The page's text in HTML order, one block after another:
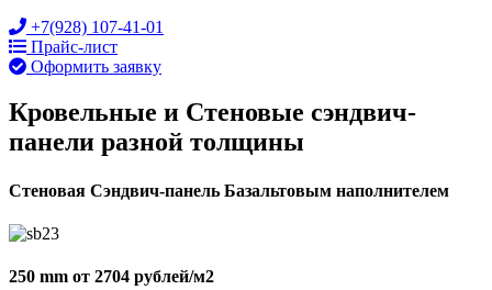
+7(928) 107-41-01
Прайс-лист
Оформить заявку
Кровельные и Стеновые сэндвич-
панели разной толщины
Стеновая Сэндвич-панель Базальтовым наполнителем
250 mm от 2704 рублей/м2